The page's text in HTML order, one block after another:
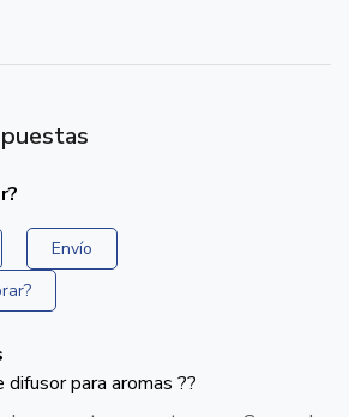
Envío
para aromas ??